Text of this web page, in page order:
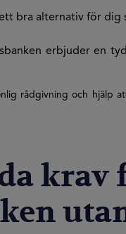
bra alternativ för dig
erbjuder en
rådgivning och hjälp
krav